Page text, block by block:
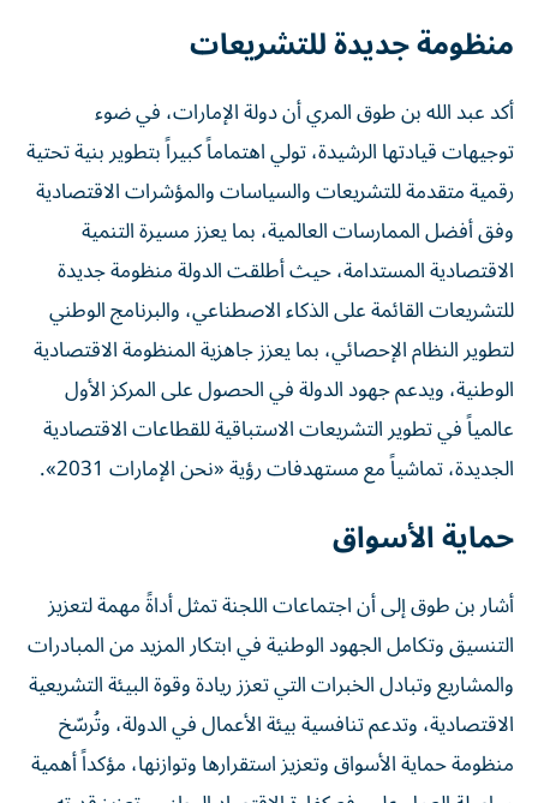
منظومة جديدة للتشريعات
أكد عبد الله بن طوق المري أن دولة الإمارات، في ضوء
توجيهات قيادتها الرشيدة، تولي اهتماماً كبيراً بتطوير بنية تحتية
رقمية متقدمة للتشريعات والسياسات والمؤشرات الاقتصادية
وفق أفضل الممارسات العالمية، بما يعزز مسيرة التنمية
الاقتصادية المستدامة، حيث أطلقت الدولة منظومة جديدة
للتشريعات القائمة على الذكاء الاصطناعي، والبرنامج الوطني
لتطوير النظام الإحصائي، بما يعزز جاهزية المنظومة الاقتصادية
الوطنية، ويدعم جهود الدولة في الحصول على المركز الأول
عالمياً في تطوير التشريعات الاستباقية للقطاعات الاقتصادية
الجديدة، تماشياً مع مستهدفات رؤية «نحن الإمارات 2031».
حماية الأسواق
أشار بن طوق إلى أن اجتماعات اللجنة تمثل أداةً مهمة لتعزيز
التنسيق وتكامل الجهود الوطنية في ابتكار المزيد من المبادرات
والمشاريع وتبادل الخبرات التي تعزز ريادة وقوة البيئة التشريعية
الاقتصادية، وتدعم تنافسية بيئة الأعمال في الدولة، وتُرسّخ
منظومة حماية الأسواق وتعزيز استقرارها وتوازنها، مؤكداً أهمية